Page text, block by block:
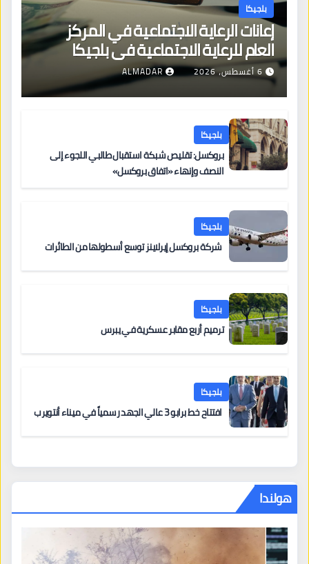
بلجيكا
إعانات الرعاية الاجتماعية في المركز
العام للرعاية الاجتماعية في بلجيكا
6 أغسطس، 2026 ALMADAR
بلجيكا
بروكسل: تقليص شبكة استقبال طالبي اللجوء إلى
النصف وإنهاء «اتفاق بروكسل»
بلجيكا
شركة بروكسل إيرلاينز توسع أسطولها من الطائرات
بلجيكا
ترميم أربع مقابر عسكرية في يبرس
بلجيكا
افتتاح خط برابو 3 عالي الجهد رسمياً في ميناء أنتويرب
هولندا